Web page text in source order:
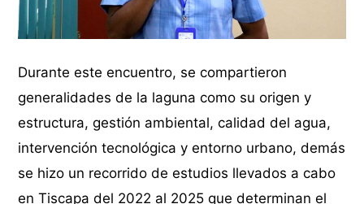
Durante este encuentro, se compartieron
generalidades de la laguna como su origen y
estructura, gestión ambiental, calidad del agua,
intervención tecnológica y entorno urbano, demás
se hizo un recorrido de estudios llevados a cabo
en Tiscapa del 2022 al 2025 que determinan el